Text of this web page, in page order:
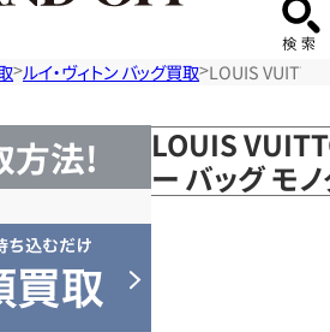
ルイ・ヴィトン バッグ買取 LOUIS
方法!
LOUIS
ー バッグ モ